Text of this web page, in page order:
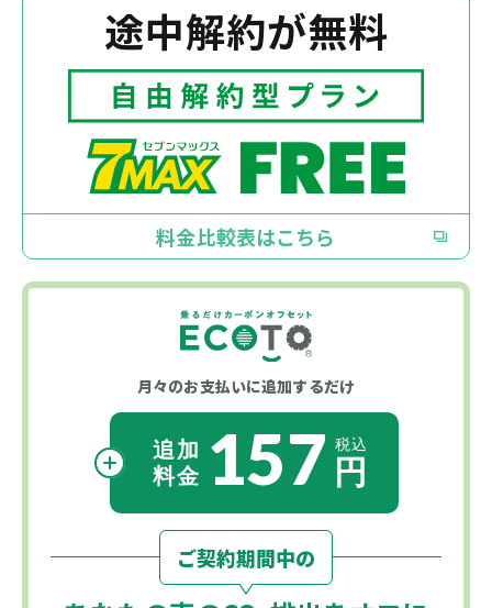
途中解約が無料
料金比較表はこちら
月々のお支払いに追加するだけ
157
ご契約期間中の